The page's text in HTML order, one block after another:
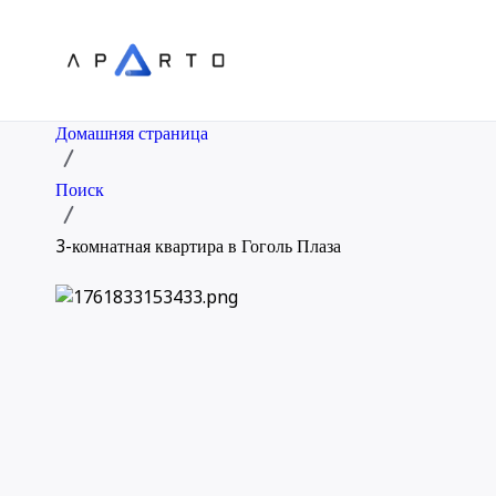
Домашняя страница
Поиск
3-комнатная квартира в Гоголь Плаза